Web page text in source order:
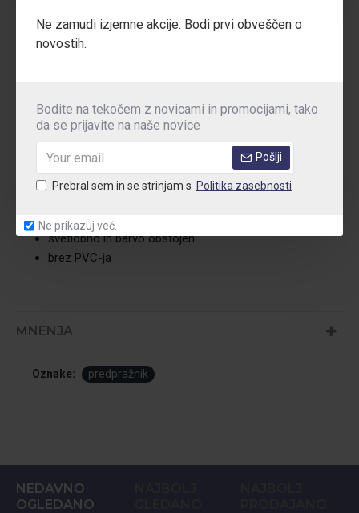
Ne zamudi izjemne akcije. Bodi prvi obveščen o
novostih.
Bodite na tekočem z novicami in promocijami, tako
da se prijavite na naše novice
Pošlji
Prebral sem in se strinjam s Politika zasebnosti
Ne prikazuj več.
izdelano v EU
odlične čistilne lastnosti
antistatičen
5 let garancije
11 let garancije pred znatno izgubo barve
ne drsni
svetlobno in barvo obstojen
brez PVC-ja
MNENJA
Oznake: predpražnik
NEDAVNO
OGLEDANO